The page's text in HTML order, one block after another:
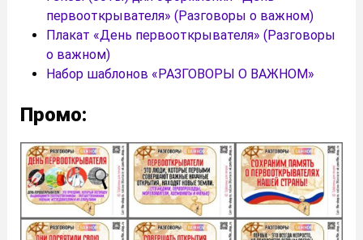
первооткрывателя» (Разговоры о важном)
Плакат «День первооткрывателя» (Разговоры
о важном)
Набор шаблонов «РАЗГОВОРЫ О ВАЖНОМ»
Промо: